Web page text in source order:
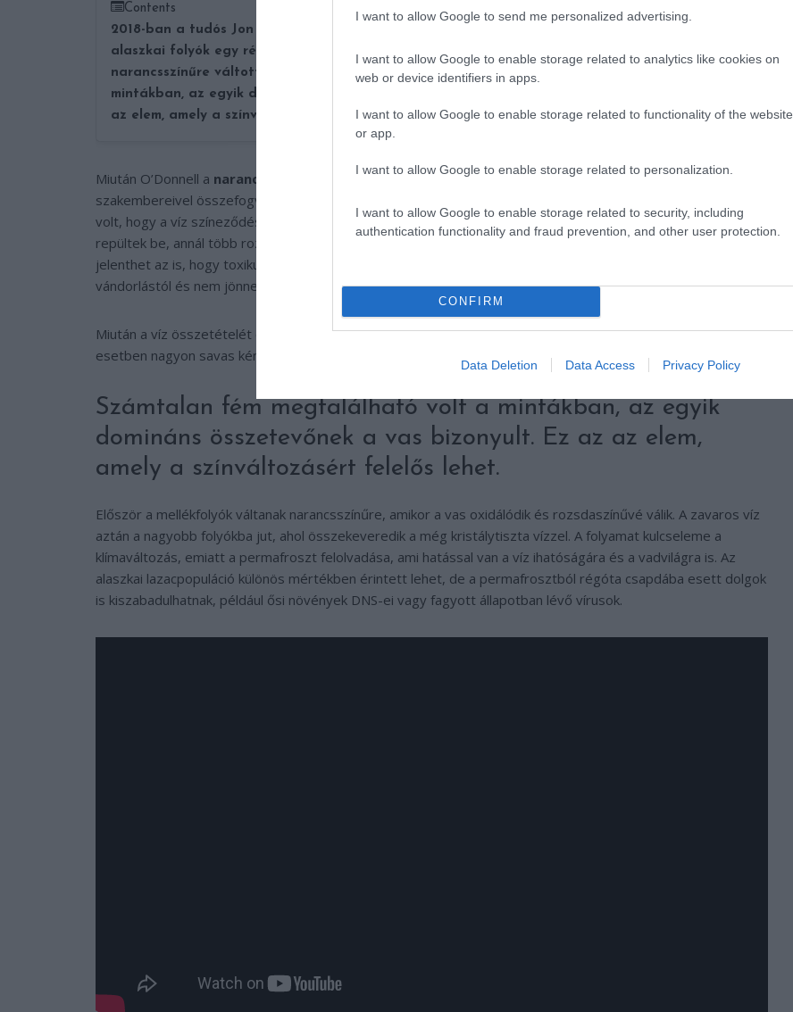
I want to allow Google to send me personalized advertising.
I want to allow Google to enable storage related to analytics like cookies on
web or device identifiers in apps.
I want to allow Google to enable storage related to functionality of the website
or app.
I want to allow Google to enable storage related to personalization.
I want to allow Google to enable storage related to security, including
authentication functionality and fraud prevention, and other user protection.
CONFIRM
Data Deletion Data Access Privacy Policy
Contents
2018-ban a tudós Jon O’Donnell meglepődve vette észre, hogy az
alaszkai folyók egy részének vize zavarosan rozsdásra,
narancsszínűre váltott.
Számtalan fém megtalálható volt a
mintákban, az egyik domináns összetevőnek a vas bizonyult. Ez az
az elem, amely a színváltozásért felelős lehet.
Miután O’Donnell a narancsszínű folyamokatészlelte még 2018-ban, több intézmény kutatóival,
szakembereivel összefogva kezdte a vízmintákat elemezni. A műholdas felvételek alapján feltételezhető
volt, hogy a víz színeződése még 2008-ban kezdődött és az űrből is látható. Minél nagyobb területeket
repültek be, annál több rozsdaszínű folyót, patakot fedeztek fel. A narancsra váltott folyókban gondot
jelenthet az is, hogy toxikussá válik a víz, de az is, hogy a fura szín és összetétel visszatartja a halakat a
vándorlástól és nem jönnek fel ívni ezekbe a folyókba.
Miután a víz összetételét elemezték, kiderült, hogy vasat, cinket, nikkelt, rezet és kadmiumot tartalmaz. Sok
esetben nagyon savas kémhatásúak voltak a minták, 2.3 értékkel (a normál 8-as értékhez képest).
Számtalan fém megtalálható volt a mintákban, az egyik
domináns összetevőnek a vas bizonyult. Ez az az elem,
amely a színváltozásért felelős lehet.
Először a mellékfolyók váltanak narancsszínűre, amikor a vas oxidálódik és rozsdaszínűvé válik. A zavaros víz
aztán a nagyobb folyókba jut, ahol összekeveredik a még kristálytiszta vízzel. A folyamat kulcseleme a
klímaváltozás, emiatt a permafroszt felolvadása, ami hatással van a víz ihatóságára és a vadvilágra is. Az
alaszkai lazacpopuláció különös mértékben érintett lehet, de a permafrosztból régóta csapdába esett dolgok
is kiszabadulhatnak, például ősi növények DNS-ei vagy fagyott állapotban lévő vírusok.